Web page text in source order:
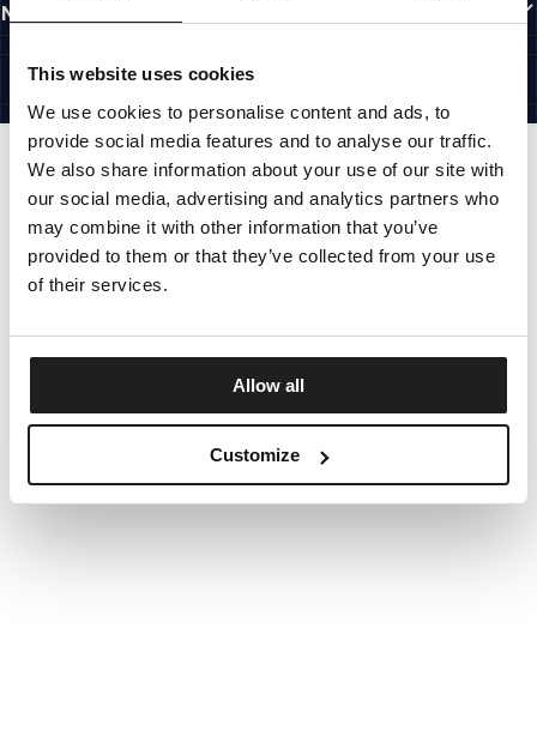
This website uses cookies
We use cookies to personalise content and ads, to
provide social media features and to analyse our traffic.
We also share information about your use of our site with
our social media, advertising and analytics partners who
may combine it with other information that you’ve
provided to them or that they’ve collected from your use
of their services.
Allow all
Customize
NÜTZLICHE LINKS
©1997 - 2026 PITBULL SP. Z O.O. ALLE RECHTE VORBEHALTEN.
SITE CREDITS
NACH OBEN GEHEN